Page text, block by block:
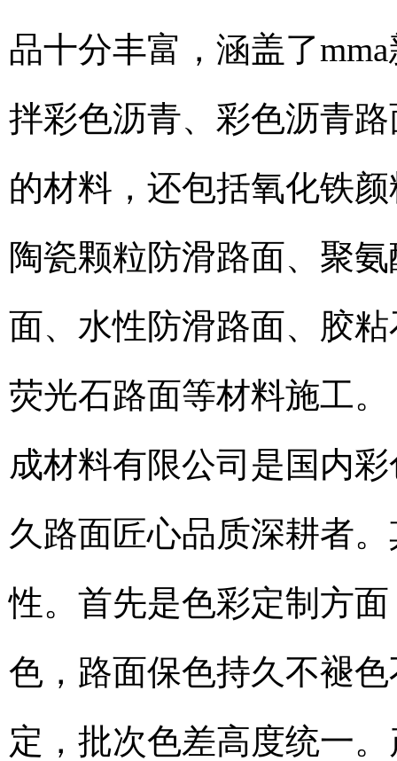
品十分丰富，涵盖了
拌彩色沥青、彩色沥青
的材料，还包括氧化铁
陶瓷颗粒防滑路面、聚
面、水性防滑路面、胶
荧光石路面等材料施工
成材料有限公司是国内
久路面匠心品质深耕者
性。首先是色彩定制方
色，路面保色持久不褪
定，批次色差高度统一